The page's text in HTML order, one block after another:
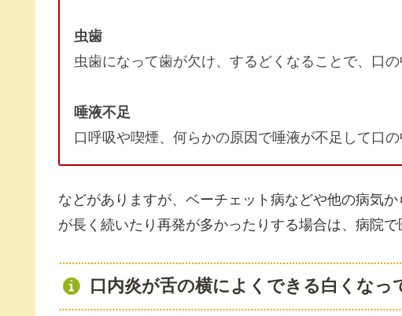
虫歯
虫歯になって歯が欠け、するどくなることで、口
唾液不足
口呼吸や喫煙、何らかの原因で唾液が不足して口
などがありますが、ベーチェット病などや他の病気
が長く続いたり再発が多かったりする場合は、病院で
口内炎が舌の横によくできる白くなっ